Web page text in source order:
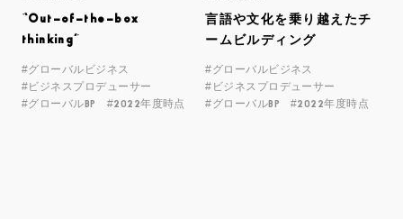
“Out-of-the-box
thinking”
#グローバルビジネス
#ビジネスプロデューサー
#グローバルBP
#2022年度時点
言語や文化を乗り越えたチ
ームビルディング
#グローバルビジネス
#ビジネスプロデューサー
#グローバルBP
#2022年度時点